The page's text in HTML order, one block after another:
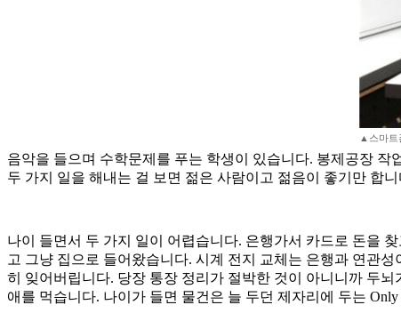
▲스마트
음악을 들으며 수학문제를 푸는 학생이 있습니다. 봉제공장
두 가지 일을 해내는 걸 보면 젊은 사람이고 젊음이 좋기만 합니
나이 들면서 두 가지 일이 어렵습니다. 은행가서 카드로 돈을
고 그냥 집으로 들어왔습니다. 시계 전지 교체는 은행과 연관
히 잊어버립니다. 당장 통장 정리가 절박한 것이 아니니까 두
애를 먹습니다. 나이가 들면 물건은 늘 두던 제자리에 두는